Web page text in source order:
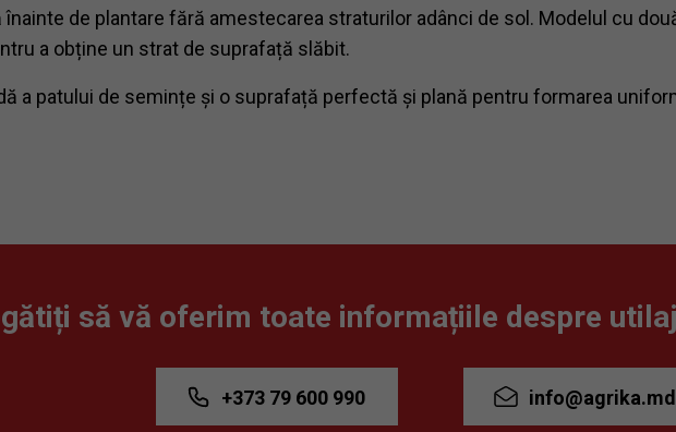
de plantare fără amestecarea straturilor adânci de sol. Modelul cu
a obține un strat de suprafață slăbit.
a patului de semințe și o suprafață perfectă și plană pentru formarea
să vă oferim toate informațiile despre
+373 79 600 990 info@agrika.md